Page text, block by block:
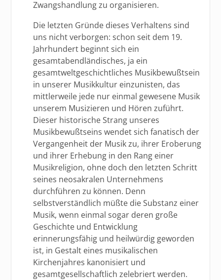
Zwangshandlung zu organisieren.
Die letzten Gründe dieses Verhaltens sind
uns nicht verborgen: schon seit dem 19.
Jahrhundert beginnt sich ein
gesamtabendländisches, ja ein
gesamtweltgeschichtliches Musikbewußtsein
in unserer Musikkultur einzunisten, das
mittlerweile jede nur einmal gewesene Musik
unserem Musizieren und Hören zuführt.
Dieser historische Strang unseres
Musikbewußtseins wendet sich fanatisch der
Vergangenheit der Musik zu, ihrer Eroberung
und ihrer Erhebung in den Rang einer
Musikreligion, ohne doch den letzten Schritt
seines neosakralen Unternehmens
durchführen zu können. Denn
selbstverständlich müßte die Substanz einer
Musik, wenn einmal sogar deren große
Geschichte und Entwicklung
erinnerungsfähig und heilwürdig geworden
ist, in Gestalt eines musikalischen
Kirchenjahres kanonisiert und
gesamtgesellschaftlich zelebriert werden.